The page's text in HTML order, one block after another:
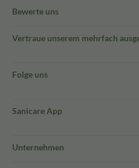
Bewerte uns
Vertraue unserem mehrfach
Folge uns
Sanicare App
Unternehmen